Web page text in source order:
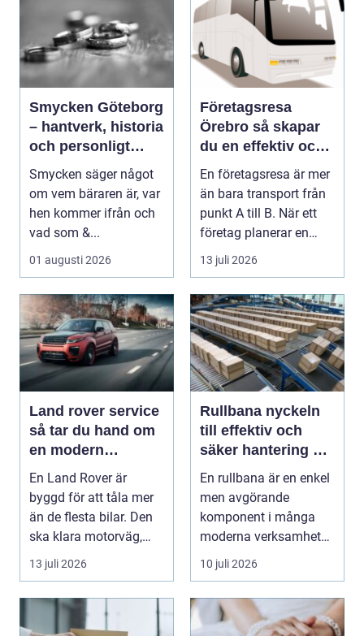
Smycken Göteborg
– hantverk, historia
och personligt
uttryck
Smycken säger något
om vem bäraren är, var
hen kommer ifrån och
vad som &...
01 augusti 2026
Företagsresa
Örebro så skapar
du en effektiv och
minnesvärd resa
En företagsresa är mer
än bara transport från
punkt A till B. När ett
företag planerar en
resa för m...
13 juli 2026
Land rover service
så tar du hand om
en modern
klassiker
En Land Rover är
byggd för att tåla mer
än de flesta bilar. Den
ska klara motorväg,
stadstrafik, gru...
13 juli 2026
Rullbana nyckeln
till effektiv och
säker hantering av
gods
En rullbana är en enkel
men avgörande
komponent i många
moderna verksamheter.
Den används för att fl...
10 juli 2026